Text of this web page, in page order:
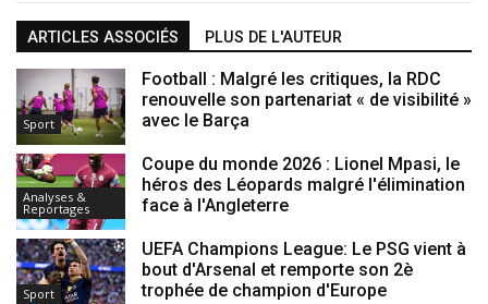
ARTICLES ASSOCIÉS PLUS DE L'AUTEUR
Sport
Football : Malgré les critiques, la RDC
renouvelle son partenariat « de visibilité »
avec le Barça
Analyses &
Reportages
Coupe du monde 2026 : Lionel Mpasi, le
héros des Léopards malgré l'élimination
face à l'Angleterre
Sport
UEFA Champions League: Le PSG vient à
bout d'Arsenal et remporte son 2è
trophée de champion d'Europe